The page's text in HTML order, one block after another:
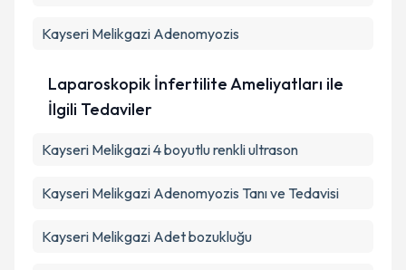
Kayseri Melikgazi Adenomyozis
Laparoskopik İnfertilite Ameliyatları ile
İlgili Tedaviler
Kayseri Melikgazi 4 boyutlu renkli ultrason
Kayseri Melikgazi Adenomyozis Tanı ve Tedavisi
Kayseri Melikgazi Adet bozukluğu